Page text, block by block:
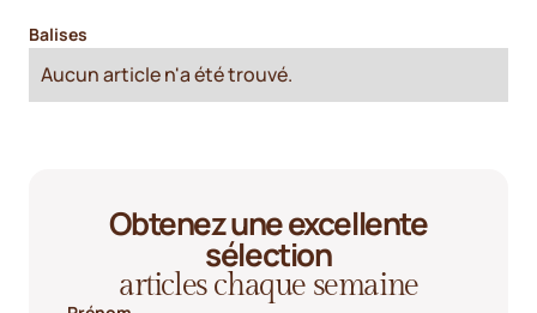
Balises
Aucun article n'a été trouvé.
Obtenez une excellente
sélection
articles chaque semaine